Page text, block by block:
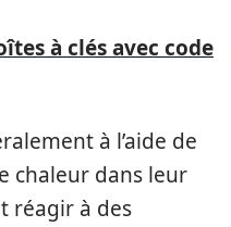
à clés avec code
à l’aide de
chaleur dans leur
réagir à des